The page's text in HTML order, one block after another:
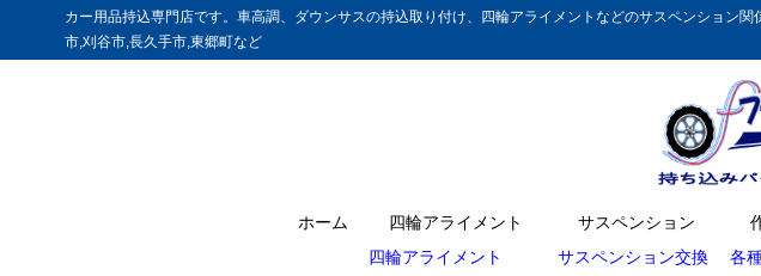
カー用品持込専門店です。車高調、ダウンサスの持込取り付け、四輪アライメントなどのサスペンション
市,刈谷市,長久手市,東郷町など
ホーム
四輪アライメント
四輪アライメント
サスペンション
サスペンション交換
各